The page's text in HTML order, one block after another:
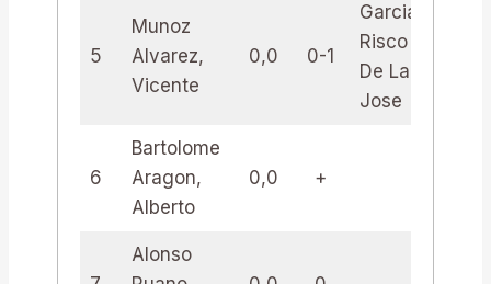
5
Munoz
Alvarez,
Vicente
0,0 0-1
Garcia-
Risco C.
De La B.,
Jose
6
Bartolome
Aragon,
Alberto
0,0 +
Alonso